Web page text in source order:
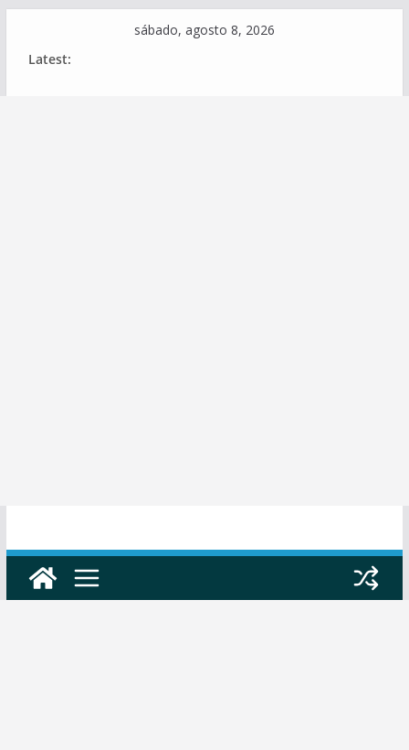
sábado, agosto 8, 2026
Latest: